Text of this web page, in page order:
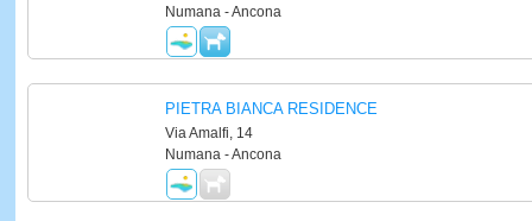
Numana - Ancona
PIETRA BIANCA RESIDENCE
Via Amalfi, 14
Numana - Ancona